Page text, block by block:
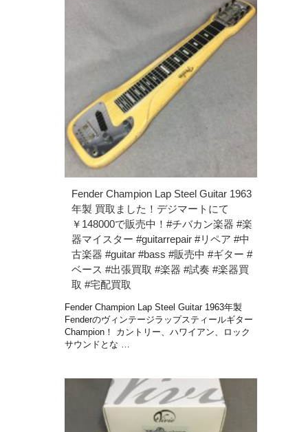
Fender Champion Lap Steel Guitar 1963
年製 買取ました！デジマートにて
￥148000で販売中！#チバカン楽器 #楽
器マイスター #guitarrepair #リペア #中
古楽器 #guitar #bass #販売中 #ギター #
ベース #出張買取 #楽器 #試奏 #楽器買
取 #宅配買取
Fender Champion Lap Steel Guitar 1963年製
Fenderのヴィンテージラップスティールギター
Champion！ カントリー、ハワイアン、ロック
サウンドとな …